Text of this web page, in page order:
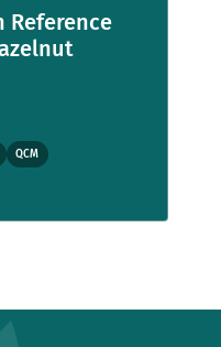
Reference
QCM